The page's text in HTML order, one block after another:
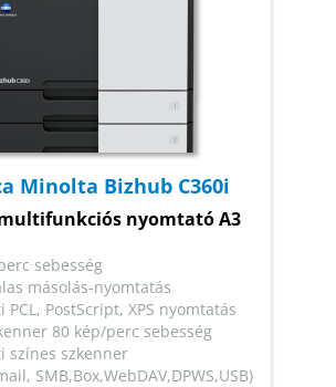
Minolta Bizhub C360i
nyomtató A3
sebesség
másolás-nyomtatás
PCL, PostScript, XPS nyomtatás
80 kép/perc sebesség
színes szkenner
SMB,Box,WebDAV,DPWS,USB)